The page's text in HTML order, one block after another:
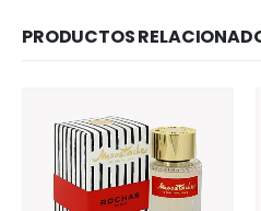
PRODUCTOS